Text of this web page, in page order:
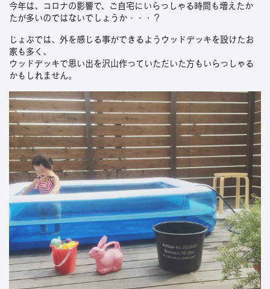
今年は、コロナの影響で、ご自宅にいらっしゃる時間も増えたか
たが多いのではないでしょうか・・・？
じょぶでは、外を感じる事ができるようウッドデッキを設けたお
家も多く、
ウッドデッキで思い出を沢山作っていただいた方もいらっしゃる
かもしれません。